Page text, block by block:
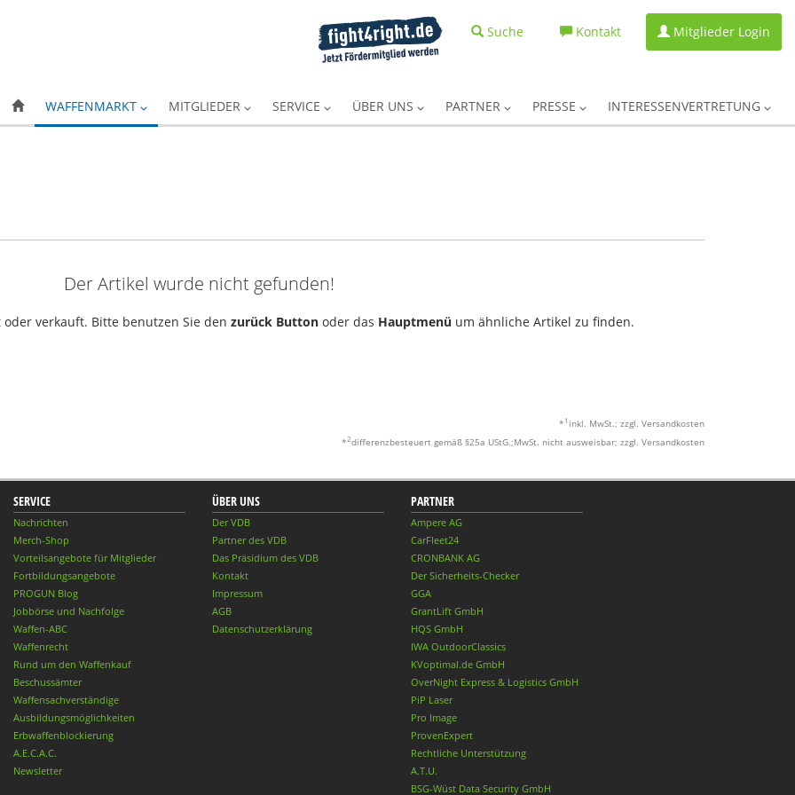
Suche Kontakt Mitglieder Login
WAFFENMARKT MITGLIEDER SERVICE ÜBER UNS PARTNER PRESSE INTERESSENVERTRETUNG
Der Artikel wurde nicht gefunden!
verkauft. Bitte benutzen Sie den zurück Button oder das Hauptmenü um ähnliche Artikel zu finden.
* 1 inkl. MwSt.; zzgl. Versandkosten
*2differenzbesteuert gemäß §25a UStG.;MwSt. nicht ausweisbar; zzgl. Versandkosten
SERVICE
Nachrichten
Merch-Shop
Vorteilsangebote für Mitglieder
Fortbildungsangebote
PROGUN Blog
Jobbörse und Nachfolge
Waffen-ABC
Waffenrecht
Rund um den Waffenkauf
Beschussämter
Waffensachverständige
Ausbildungsmöglichkeiten
Erbwaffenblockierung
A.E.C.A.C.
Newsletter
ÜBER UNS
Der VDB
Partner des VDB
Das Präsidium des VDB
Kontakt
Impressum
AGB
Datenschutzerklärung
PARTNER
Ampere AG
CarFleet24
CRONBANK AG
Der Sicherheits-Checker
GGA
GrantLift GmbH
HQS GmbH
IWA OutdoorClassics
KVoptimal.de GmbH
OverNight Express & Logistics GmbH
PiP Laser
Pro Image
ProvenExpert
Rechtliche Unterstützung
A.T.U.
BSG-Wüst Data Security GmbH